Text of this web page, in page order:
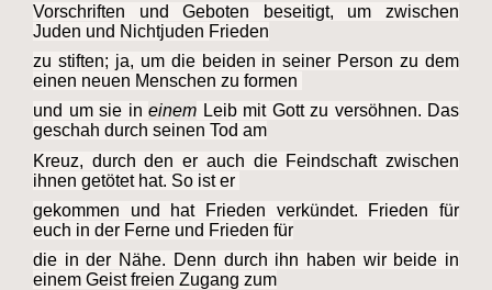
Vorschriften und Geboten beseitigt, um zwischen
Juden und Nichtjuden Frieden
zu stiften; ja, um die beiden in seiner Person zu dem
einen neuen Menschen zu formen
und um sie in einem Leib mit Gott zu versöhnen. Das
geschah durch seinen Tod am
Kreuz, durch den er auch die Feindschaft zwischen
ihnen getötet hat. So ist er
gekommen und hat Frieden verkündet. Frieden für
euch in der Ferne und Frieden für
die in der Nähe. Denn durch ihn haben wir beide in
einem Geist freien Zugang zum